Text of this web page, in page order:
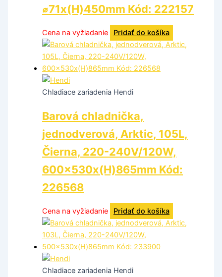
⌀71x(H)450mm Kód: 222157
Cena na vyžiadanie Pridať do košíka
Chladiace zariadenia Hendi
Barová chladnička,
jednodverová, Arktic, 105L,
Čierna, 220-240V/120W,
600x530x(H)865mm Kód:
226568
Cena na vyžiadanie Pridať do košíka
Chladiace zariadenia Hendi